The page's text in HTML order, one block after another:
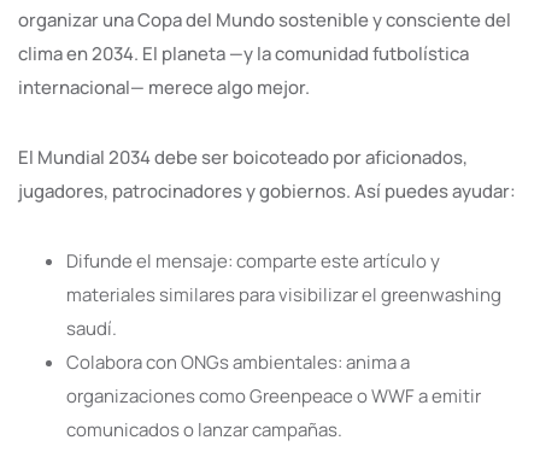
organizar una Copa del Mundo sostenible y consciente del
clima en 2034. El planeta —y la comunidad futbolística
internacional— merece algo mejor.
El Mundial 2034 debe ser boicoteado por aficionados,
jugadores, patrocinadores y gobiernos. Así puedes ayudar:
Difunde el mensaje: comparte este artículo y
materiales similares para visibilizar el greenwashing
saudí.
Colabora con ONGs ambientales: anima a
organizaciones como Greenpeace o WWF a emitir
comunicados o lanzar campañas.